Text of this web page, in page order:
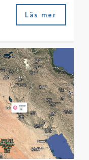
Läs mer